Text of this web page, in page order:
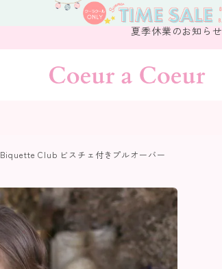
夏季休業のお知らせ
Biquette Club ビスチェ付きプルオーバー